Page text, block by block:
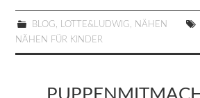
BLOG LOTTE&LUDWIG
NÄHEN
NÄHEN FÜR KINDER